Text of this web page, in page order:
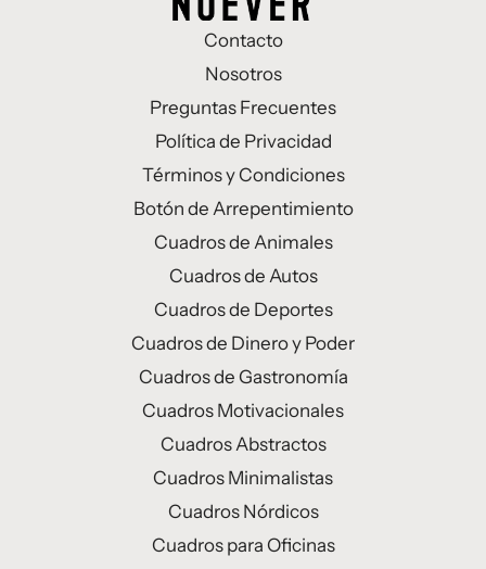
Contacto
Nosotros
Preguntas Frecuentes
Política de Privacidad
Términos y Condiciones
Botón de Arrepentimiento
Cuadros de Animales
Cuadros de Autos
Cuadros de Deportes
Cuadros de Dinero y Poder
Cuadros de Gastronomía
Cuadros Motivacionales
Cuadros Abstractos
Cuadros Minimalistas
Cuadros Nórdicos
Cuadros para Oficinas